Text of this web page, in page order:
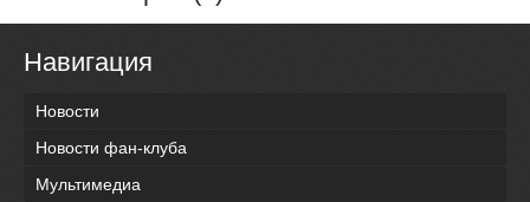
Навигация
Новости
Новости фан-клуба
Мультимедиа